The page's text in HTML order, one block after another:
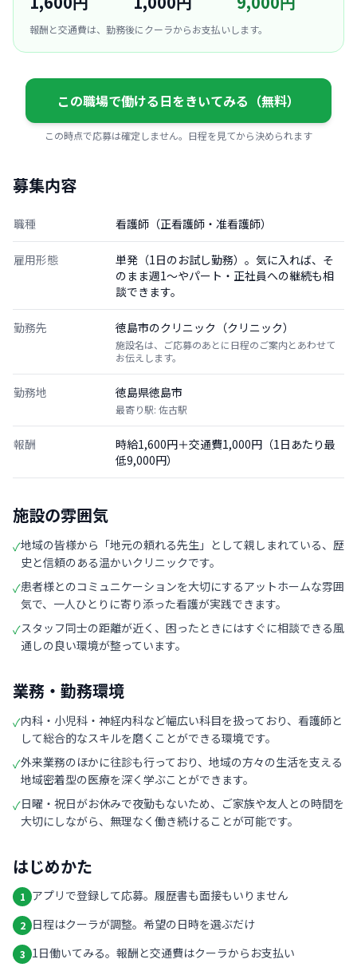
報酬と交通費は、勤務後にクーラからお支払いします。
この職場で働ける日をきいてみる（無料）
この時点で応募は確定しません。日程を見てから決められます
募集内容
職種 看護師（正看護師・准看護師）
雇用形態
単発（1日のお試し勤務）。気に入れば、そ
のまま週1〜やパート・正社員への継続も相
談できます。
勤務先 徳島市のクリニック（クリニック）
施設名は、ご応募のあとに日程のご案内とあわせて
お伝えします。
勤務地 徳島県徳島市
最寄り駅: 佐古駅
報酬
時給1,600円＋交通費1,000円（1日あたり最
低9,000円）
施設の雰囲気
✓地域の皆様から「地元の頼れる先生」として親しまれている、歴
史と信頼のある温かいクリニックです。
✓患者様とのコミュニケーションを大切にするアットホームな雰囲
気で、一人ひとりに寄り添った看護が実践できます。
✓スタッフ同士の距離が近く、困ったときにはすぐに相談できる風
通しの良い環境が整っています。
業務・勤務環境
✓内科・小児科・神経内科など幅広い科目を扱っており、看護師と
して総合的なスキルを磨くことができる環境です。
✓外来業務のほかに往診も行っており、地域の方々の生活を支える
地域密着型の医療を深く学ぶことができます。
✓日曜・祝日がお休みで夜勤もないため、ご家族や友人との時間を
大切にしながら、無理なく働き続けることが可能です。
はじめかた
1 アプリで登録して応募。履歴書も面接もいりません
2 日程はクーラが調整。希望の日時を選ぶだけ
3 1日働いてみる。報酬と交通費はクーラからお支払い